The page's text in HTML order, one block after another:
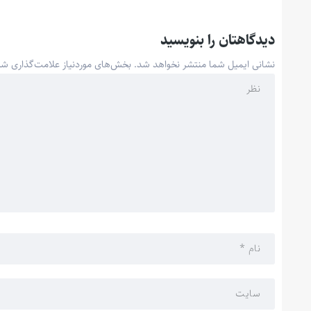
دیدگاهتان را بنویسید
نشانی ایمیل شما منتشر نخواهد شد. بخش‌های موردنیاز علامت‌گذاری